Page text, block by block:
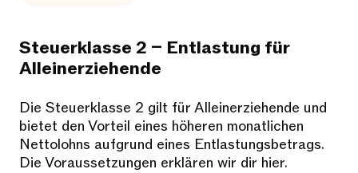
Steuerklasse 2 – Entlastung für
Alleinerziehende
Die Steuerklasse 2 gilt für Alleinerziehende und
bietet den Vorteil eines höheren monatlichen
Nettolohns aufgrund eines Entlastungsbetrags.
Die Voraussetzungen erklären wir dir hier.